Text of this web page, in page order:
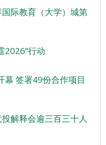
际教育（大学）城第
2026”行动
幕 签署49份合作项目
解释会逾三百三十人